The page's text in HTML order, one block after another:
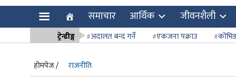
समाचार आर्थिक जीवनशैली
ट्रेन्डीङ्ग अदालत बन्द गर्ने एकजना पक्राउ
होमपेज /
राजनीति